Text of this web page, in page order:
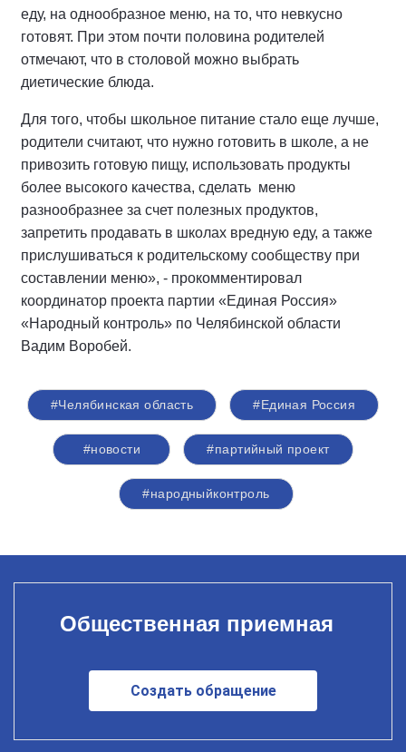
еду, на однообразное меню, на то, что невкусно
готовят. При этом почти половина родителей
отмечают, что в столовой можно выбрать
диетические блюда.
Для того, чтобы школьное питание стало еще лучше,
родители считают, что нужно готовить в школе, а не
привозить готовую пищу, использовать продукты
более высокого качества, сделать меню
разнообразнее за счет полезных продуктов,
запретить продавать в школах вредную еду, а также
прислушиваться к родительскому сообществу при
составлении меню», - прокомментировал
координатор проекта партии «Единая Россия»
«Народный контроль» по Челябинской области
Вадим Воробей.
#Челябинская область #Единая Россия
#новости #партийный проект
#народныйконтроль
Общественная приемная
Создать обращение